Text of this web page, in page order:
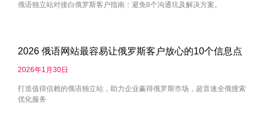
俄语独立站对接白俄罗斯客户指南：避免8个沟通坑及解决方案。
2026 俄语网站最容易让俄罗斯客户放心的10个信息点
2026年1月30日
打造值得信赖的俄语独立站，助力企业赢得俄罗斯市场，超音速全俄搜索
优化服务